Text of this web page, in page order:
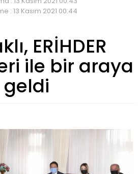
: 13 Kasım 2021 00:44
ERİHDER
ile bir araya
geldi